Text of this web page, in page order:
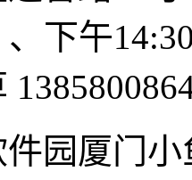
下午
园厦门小